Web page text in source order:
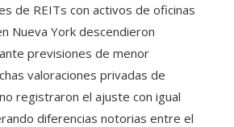
de REITs con activos de oficinas
Nueva York descendieron
previsiones de menor
valoraciones privadas de
registraron el ajuste con igual
diferencias notorias entre el